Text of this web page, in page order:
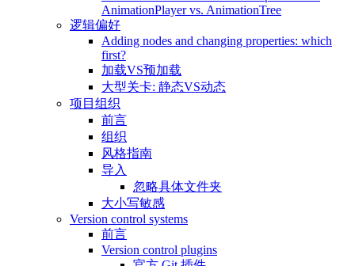
AnimationPlayer vs. AnimationTree
逻辑偏好
Adding nodes and changing properties: which
first?
加载VS预加载
大型关卡: 静态VS动态
项目组织
前言
组织
风格指南
导入
忽略具体文件夹
大小写敏感
Version control systems
前言
Version control plugins